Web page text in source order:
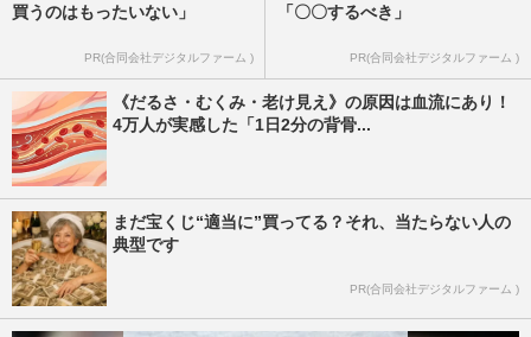
買うのはもったいない」
PR(合同会社デジタルファーム )
「〇〇するべき」
PR(合同会社デジタルファーム )
《だるさ・むくみ・老け見え》の原因は血流にあり！
4万人が実感した「1日2分の背骨...
まだ宝くじ“適当に”買ってる？それ、当たらない人の
典型です
PR(合同会社デジタルファーム )